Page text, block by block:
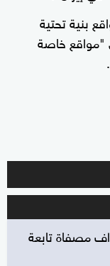
بنية تحتية
"مواقع خاصة
مصفاة تابعة